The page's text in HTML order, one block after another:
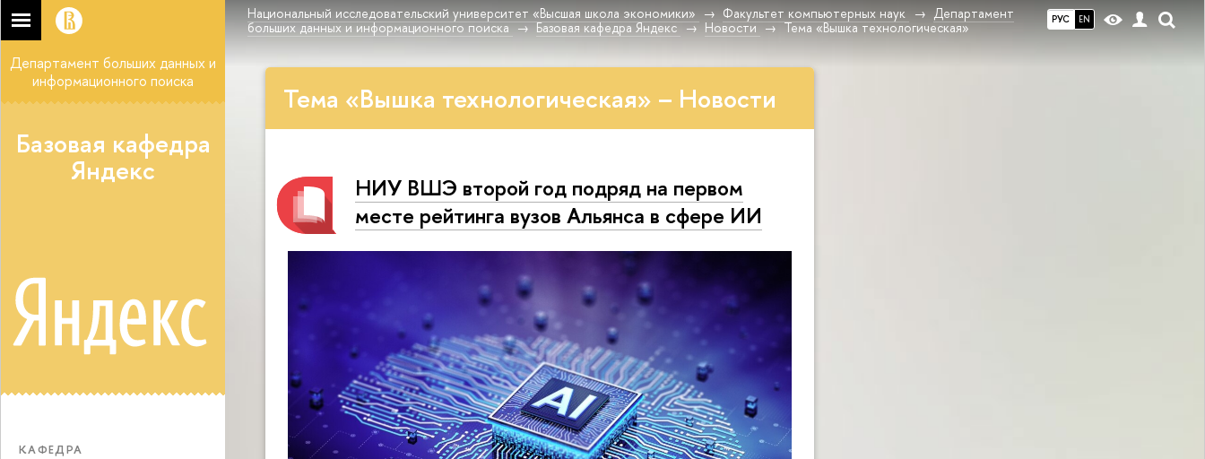
РУС EN
Национальный исследовательский университет «Высшая школа экономики» Факультет компьютерных наук
Департамент
больших данных и информационного поиска
Базовая кафедра Яндекс Новости Тема «Вышка технологическая»
Департамент больших данных и
информационного поиска
Базовая кафедра
Яндекс
КАФЕДРА
Тема «Вышка технологическая» – Новости
НИУ ВШЭ второй год подряд на первом
месте рейтинга вузов Альянса в сфере ИИ